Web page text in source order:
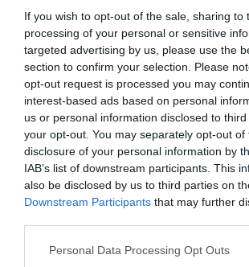
If you wish to opt-out of the sale, sharing to
processing of your personal or sensitive
targeted advertising by us, please use the
section to confirm your selection. Please
opt-out request is processed you may
interest-based ads based on personal
us or personal information disclosed to
your opt-out. You may separately opt-out of
disclosure of your personal information by
IAB’s list of downstream participants. This
also be disclosed by us to third parties on
Downstream Participants that may further
Please note that this website/app uses one
Personal Data Processing Opt Outs
Osim ovih svojstava, borov polen pokazuje se
dodatak zdravim dijetama, hrani kosu, jača
otpornost, kao izdržljivost kardiovaskularnog
poboljšavajući rad srca.
Takođe, pojedini sastojci borovog polena
Kako koristiti borov polen?
Svježe prikupljen polen može se dodavati
šejkovima ili sokovima. Kupljen u prodavnici u
,dnevno se može konzumirati jedna kašičica